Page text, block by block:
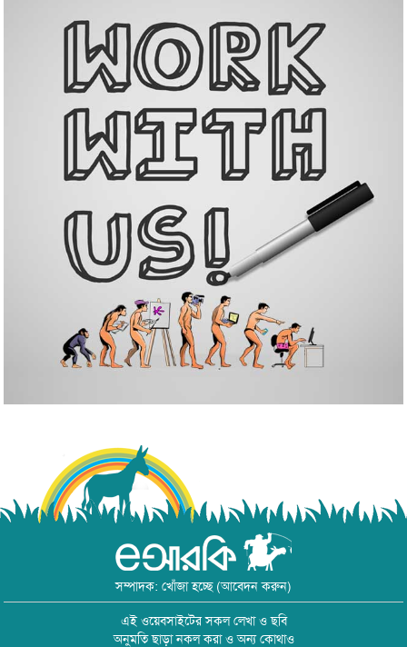
সম্পাদক: খোঁজা হচ্ছে (আবেদন করুন)
এই ওয়েবসাইটের সকল লেখা ও ছবি
অনুমতি ছাড়া নকল করা ও অন্য কোথাও